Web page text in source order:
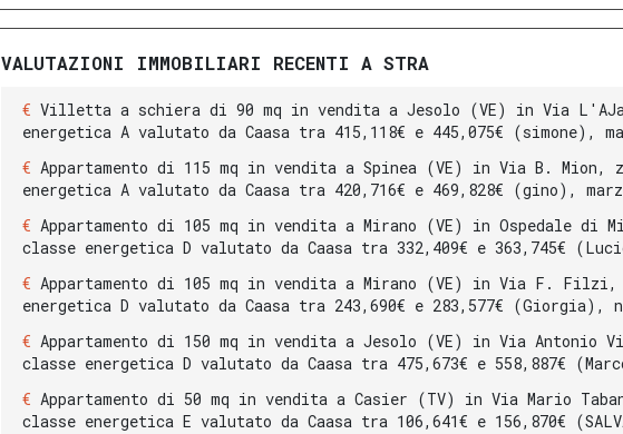
VALUTAZIONI IMMOBILIARI RECENTI A STRA
Villetta a schiera di 90 mq in vendita a Jesolo (VE) in Via
energetica A valutato da Caasa tra 415,118€ e 445,075€ (simone),
Appartamento di 115 mq in vendita a Spinea (VE) in Via B. Mion,
energetica A valutato da Caasa tra 420,716€ e 469,828€ (gino),
Appartamento di 105 mq in vendita a Mirano (VE) in Ospedale di
classe energetica D valutato da Caasa tra 332,409€ e 363,745€
Appartamento di 105 mq in vendita a Mirano (VE) in Via F. Filzi,
energetica D valutato da Caasa tra 243,690€ e 283,577€ (Giorgia),
Appartamento di 150 mq in vendita a Jesolo (VE) in Via Antonio
classe energetica D valutato da Caasa tra 475,673€ e 558,887€
Appartamento di 50 mq in vendita a Casier (TV) in Via Mario
classe energetica E valutato da Caasa tra 106,641€ e 156,870€